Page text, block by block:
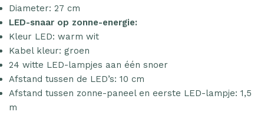
Diameter: 27 cm
LED-snaar op zonne-energie:
Kleur LED: warm wit
Kabel kleur: groen
24 witte LED-lampjes aan één snoer
Afstand tussen de LED’s: 10 cm
Afstand tussen zonne-paneel en eerste LED-lampje: 1,5
m